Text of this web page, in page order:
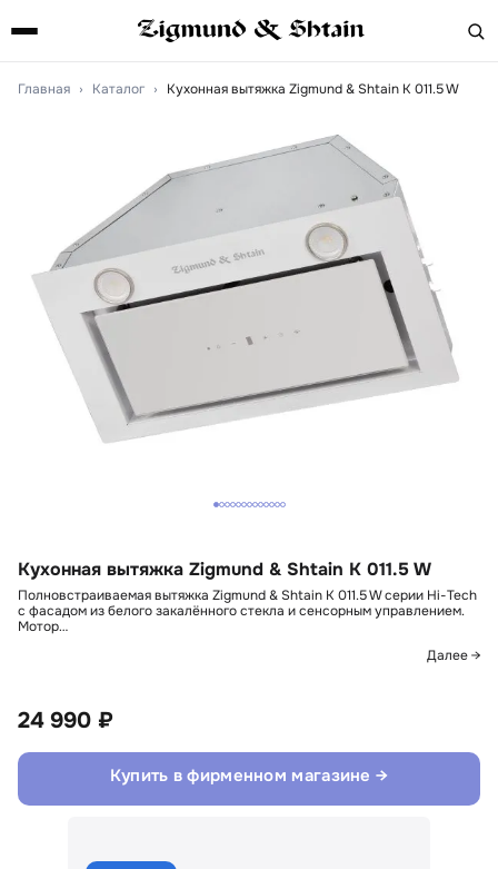
Главная › Каталог › Кухонная вытяжка Zigmund & Shtain K 011.5 W
Кухонная вытяжка Zigmund & Shtain K 011.5 W
Полновстраиваемая вытяжка Zigmund & Shtain K 011.5 W серии Hi-Tech
с фасадом из белого закалённого стекла и сенсорным управлением.
Мотор…
Далее →
24 990 ₽
Купить в фирменном магазине →